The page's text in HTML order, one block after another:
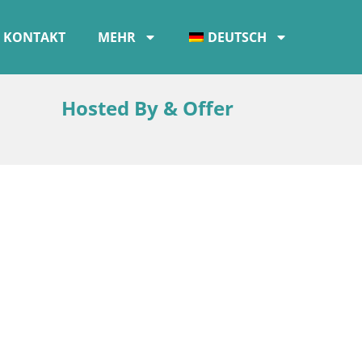
KONTAKT MEHR DEUTSCH
Hosted By & Offer